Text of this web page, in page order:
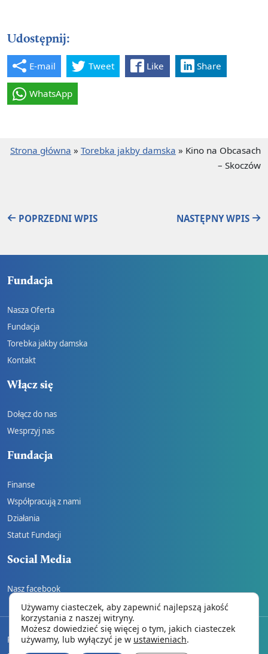
Udostępnij:
E-mail Tweet Like Share
WhatsApp
Strona główna » Torebka jakby damska » Kino na Obcasach
– Skoczów
POPRZEDNI WPIS NASTĘPNY WPIS
Fundacja
Nasza Oferta
Fundacja
Torebka jakby damska
Kontakt
Włącz się
Dołącz do nas
Wesprzyj nas
Fundacja
Finanse
Współpracują z nami
Działania
Statut Fundacji
Social Media
Nasz facebook
REGULAMIN
Używamy ciasteczek, aby zapewnić najlepszą jakość
korzystania z naszej witryny.
Możesz dowiedzieć się więcej o tym, jakich ciasteczek
używamy, lub wyłączyć je w ustawieniach.